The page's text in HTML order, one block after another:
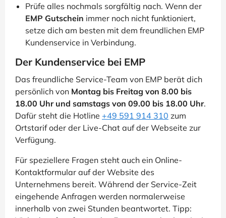
Prüfe alles nochmals sorgfältig nach. Wenn der
EMP Gutschein immer noch nicht funktioniert,
setze dich am besten mit dem freundlichen EMP
Kundenservice in Verbindung.
Der Kundenservice bei EMP
Das freundliche Service-Team von EMP berät dich
persönlich von Montag bis Freitag von 8.00 bis
18.00 Uhr und samstags von 09.00 bis 18.00 Uhr.
Dafür steht die Hotline +49 591 914 310 zum
Ortstarif oder der Live-Chat auf der Webseite zur
Verfügung.
Für speziellere Fragen steht auch ein Online-
Kontaktformular auf der Website des
Unternehmens bereit. Während der Service-Zeit
eingehende Anfragen werden normalerweise
innerhalb von zwei Stunden beantwortet. Tipp: